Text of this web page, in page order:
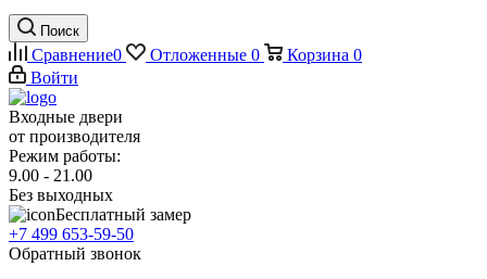
Поиск
Сравнение0 Отложенные 0 Корзина 0
Войти
Входные двери
от производителя
Режим работы:
9.00 - 21.00
Без выходных
Бесплатный замер
+7 499 653-59-50
Обратный звонок